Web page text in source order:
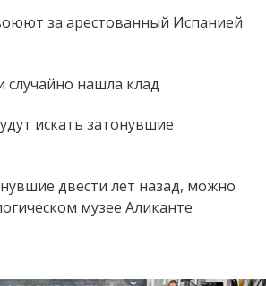
за арестованный Испанией
нашла клад
искать затонувшие
двести лет назад, можно
музее Аликанте